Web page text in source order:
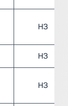
НЗ
НЗ
НЗ